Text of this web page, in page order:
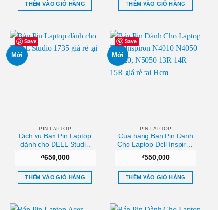
THÊM VÀO GIỎ HÀNG THÊM VÀO GIỎ HÀNG
Save
Mới
PIN LAPTOP
Dịch vụ Bán Pin Laptop
dành cho DELL Studio
₫650,000
THÊM VÀO GIỎ HÀNG
Save
Mới
PIN LAPTOP
Cửa hàng Bán Pin Dành
Cho Laptop Dell Inspiron
N5050 13R 14R 15R Sài
gòn
₫550,000
THÊM VÀO GIỎ HÀNG